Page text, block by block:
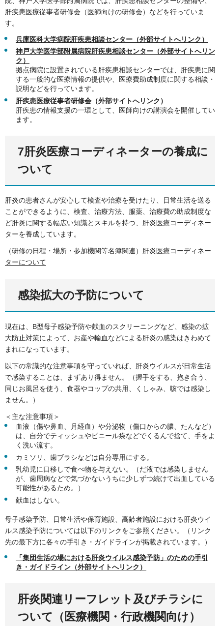
肝疾患医療従事者研修会（医師向けの研修会）などを行っていま
す。
兵庫医科大学病院肝疾患相談センター（外部サイトへリンク）
神戸大学医学部附属病院肝疾患相談センター（外部サイトへリン
ク）
拠点病院に設置されている肝疾患相談センターでは、肝疾患に関
する一般的な医療情報の提供や、医療費助成制度に関する相談・
説明などを行っています。
肝疾患医療従事者研修会（外部サイトへリンク）
肝疾患の情報支援の一環として、医師向けの講演会を開催してい
ます。
7肝炎医療コーディネーターの養成に
ついて
肝炎の患者さんが安心して検査や治療を受けたり、日常生活を送る
ことができるように、検査、治療方法、服薬、治療費の助成制度な
ど肝炎に関する幅広い知識とスキルを持つ、肝炎医療コーディネー
ターを養成しています。
（研修の日程・場所・参加機関等名簿関連） 肝炎医療コーディネー
ターについて
感染拡大の予防について
現在は、B型母子感染予防や献血のスクリーニングなど、感染の拡
大防止対策によって、お産や輸血などによる肝炎の感染はきわめて
まれになっています。
以下の常識的な注意事項を守っていれば、肝炎ウイルスが日常生活
で感染することは、まずあり得ません。（握手をする、抱き合う、
同じお風呂を使う、食器やコップの共用、くしゃみ、咳では感染し
ません。）
＜主な注意事項＞
血液（傷や鼻血、月経血）や分泌物（傷口からの膿、たんなど）
は、自分でティッシュやビニール袋などでくるんで捨て、手をよ
く洗い流す。
カミソリ、歯ブラシなどは自分専用にする。
乳幼児に口移しで食べ物を与えない。（だ液では感染しません
が、歯周病などで気づかないうちに少しずつ続けて出血している
可能性があるため。）
献血はしない。
母子感染予防、日常生活や保育施設、高齢者施設における肝炎ウイ
ルス感染予防については以下のリンクをご参照ください。（リンク
先の最下方に各々の手引き・ガイドラインが掲載されています。）
「集団生活の場における肝炎ウイルス感染予防」のための手引
き・ガイドライン（外部サイトへリンク）
肝炎関連リーフレット及びチラシに
ついて（医療機関・行政機関向け）